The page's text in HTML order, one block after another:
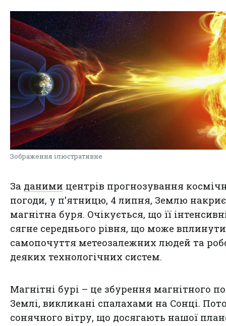
Зображення ілюстративне
За даними центрів прогнозування
погоди, у п'ятницю, 4 липня, Землю накриє
магнітна буря. Очікується, що її
сягне середнього рівня, що може
самопочуття метеозалежних людей та
деяких технологічних систем.
Магнітні бурі – це збурення магнітного
Землі, викликані спалахами на Сонці.
сонячного вітру, що досягають нашої